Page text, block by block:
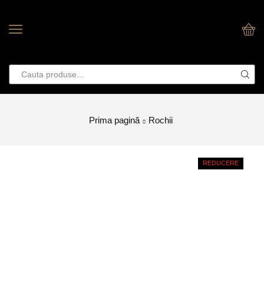
Prima pagină Rochii
REDUCERE